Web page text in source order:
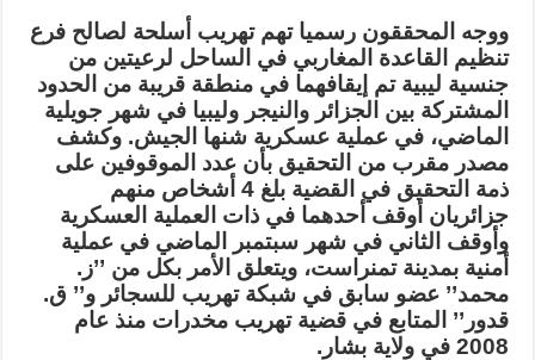
ووجه المحققون رسميا تهم تهريب أسلحة لصالح فرع
تنظيم القاعدة المغاربي في الساحل لرعيتين من
جنسية ليبية تم إيقافهما في منطقة قريبة من الحدود
المشتركة بين الجزائر والنيجر وليبيا في شهر جويلية
الماضي، في عملية عسكرية شنها الجيش. وكشف
مصدر مقرب من التحقيق بأن عدد الموقوفين على
ذمة التحقيق في القضية بلغ 4 أشخاص منهم
جزائريان أوقف أحدهما في ذات العملية العسكرية
وأوقف الثاني في شهر سبتمبر الماضي في عملية
أمنية بمدينة تمنراست، ويتعلق الأمر بكل من ’’ز.
محمد’’ عضو سابق في شبكة تهريب للسجائر و’’ ق.
قدور’’ المتابع في قضية تهريب مخدرات منذ عام
2008 في ولاية بشار
.